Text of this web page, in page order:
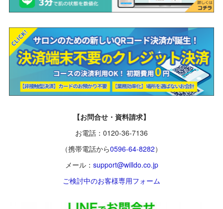
【お問合せ・資料請求】
お電話：0120-36-7136
（携帯電話から0596-64-8282）
メール： support@willdo.co.jp
ご検討中のお客様専用フォーム